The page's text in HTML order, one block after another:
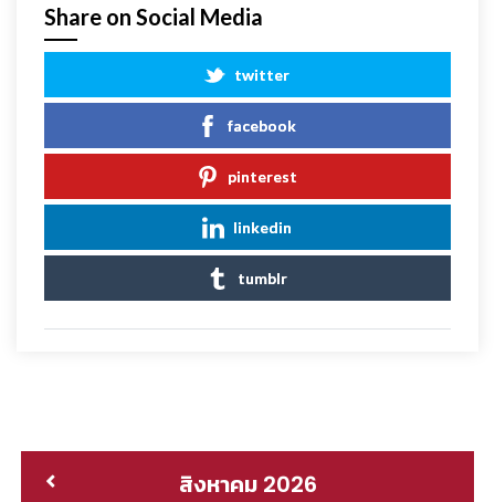
Share on Social Media
twitter
facebook
pinterest
linkedin
tumblr
สิงหาคม 2026